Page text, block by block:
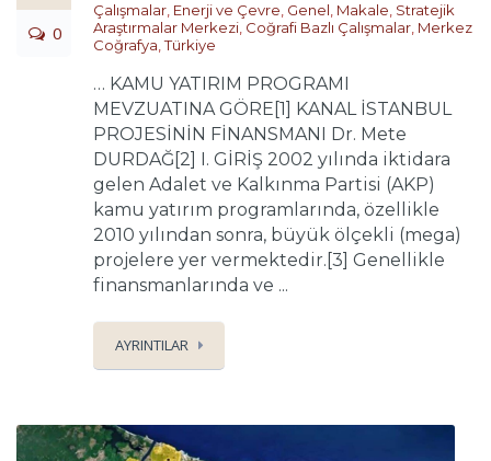
0
Çalışmalar Enerji ve Çevre Genel Makale Stratejik
Araştırmalar Merkezi Coğrafi Bazlı Çalışmalar Merkez
Coğrafya ,Türkiye
… KAMU YATIRIM PROGRAMI
MEVZUATINA GÖRE[1] KANAL İSTANBUL
PROJESİNİN FİNANSMANI Dr. Mete
DURDAĞ[2] I. GİRİŞ 2002 yılında iktidara
gelen Adalet ve Kalkınma Partisi (AKP)
kamu yatırım programlarında, özellikle
2010 yılından sonra, büyük ölçekli (mega)
projelere yer vermektedir.[3] Genellikle
finansmanlarında ve ...
AYRINTILAR